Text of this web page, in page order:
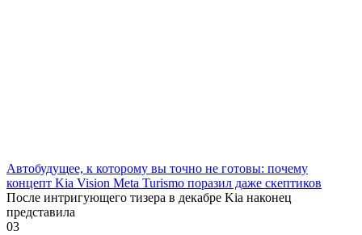
Автобудущее, к которому вы точно не готовы: почему
концепт Kia Vision Meta Turismo поразил даже скептиков
После интригующего тизера в декабре Kia наконец
представила
03